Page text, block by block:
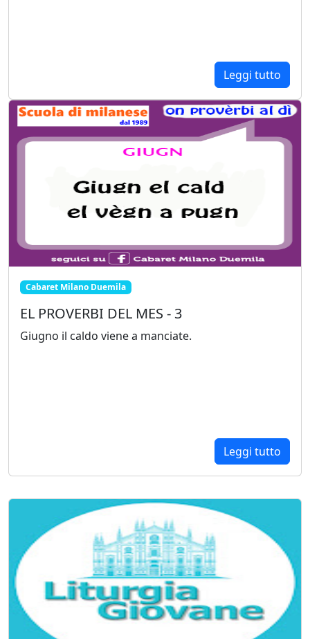
Leggi tutto
Cabaret Milano Duemila
EL PROVERBI DEL MES - 3
Giugno il caldo viene a manciate.
Leggi tutto